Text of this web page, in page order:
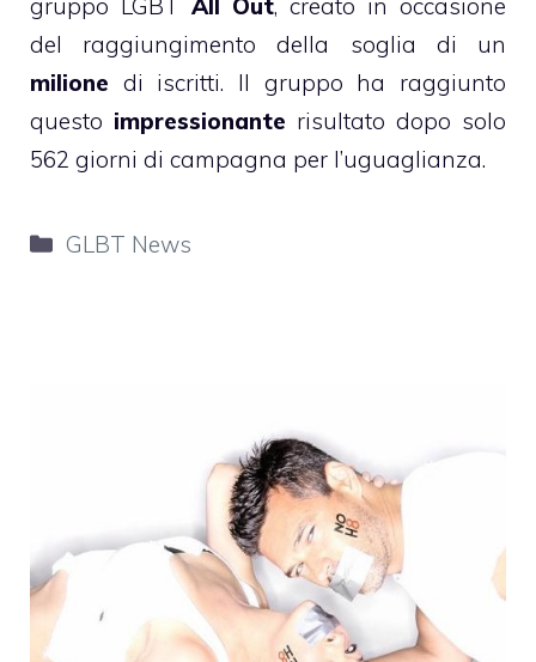
gruppo LGBT All Out, creato in occasione
del raggiungimento della soglia di un
milione di iscritti. Il gruppo ha raggiunto
questo impressionante risultato dopo solo
562 giorni di campagna per l’uguaglianza.
Categorie
GLBT News